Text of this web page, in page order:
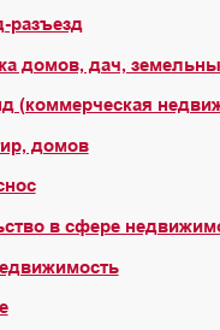
разъезд
домов, дач,
(коммерческая
домов
в сфере